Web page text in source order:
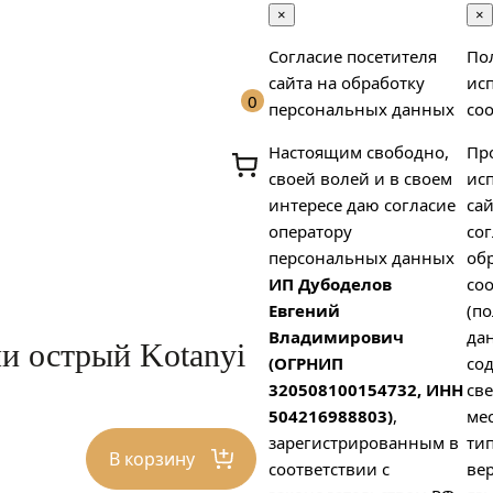
0
острый Kotanyi
В корзину
×
Согласие посетителя
сайта на обработку
персональных данных
Настоящим свободно,
своей волей и в своем
интересе даю согласие
оператору
персональных данных
ИП Дубоделов
Евгений
Владимирович
(ОГРНИП
320508100154732, ИНН
504216988803),
зарегистрированным в
соответствии с
×